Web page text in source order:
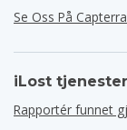
Se Oss På Capterra
iLost tjenester
Rapportér funnet